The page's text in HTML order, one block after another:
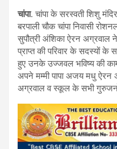
a
ce
b
o
o
k
wi
tt
er
h
at
s
A
p
p
चांपा. चांपा के सरस्वती शिशु
बरपाली चौक चांपा निवासी
सुपौत्री अंशिका ऐरन अग्रवाल ने
प्राप्त की परिवार के सदस्यों
हुए उनके उज्जवल भविष्य की
अपने मम्मी पापा अजय मधु ऐरन
अग्रवाल व स्कूल के सभी